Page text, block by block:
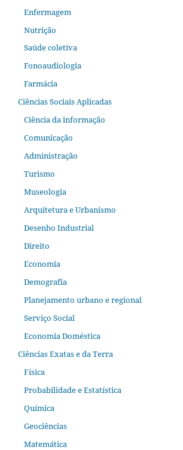
Enfermagem
Nutrição
Saúde coletiva
Fonoaudiologia
Farmácia
Ciências Sociais Aplicadas
Ciência da informação
Comunicação
Administração
Turismo
Museologia
Arquitetura e Urbanismo
Desenho Industrial
Direito
Economia
Demografia
Planejamento urbano e regional
Serviço Social
Economia Doméstica
Ciências Exatas e da Terra
Física
Probabilidade e Estatística
Química
Geociências
Matemática